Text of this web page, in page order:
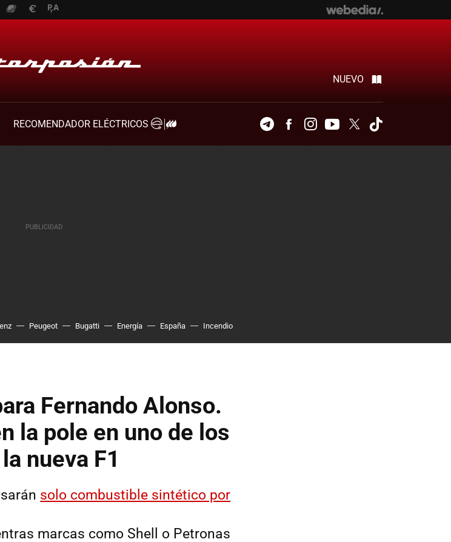
NUEVO
RECOMENDADOR ELÉCTRICOS
TelegramFacebookInstagramYoutubeTwitter
Peugeot Bugatti Energía España Incendio
Fernando Alonso.
la pole en uno de los
nueva F1
solo combustible sintético por
marcas como Shell o Petronas